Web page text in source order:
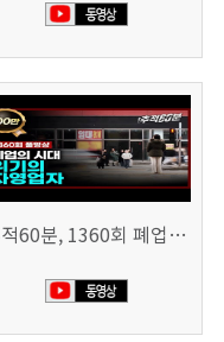
추적60분, 1360회 폐업의 시대, 위기의 자영업자